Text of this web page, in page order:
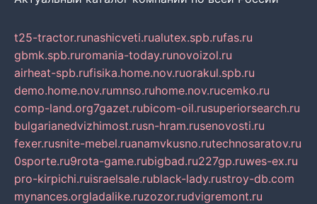
t25-tractor.runashicveti.rualutex.spb.rufas.ru
gbmk.spb.ruromania-today.runovoizol.ru
airheat-spb.rufisika.home.nov.ruorakul.spb.ru
demo.home.nov.rumnso.ruhome.nov.rucemko.ru
comp-land.org7gazet.rubicom-oil.rusuperiorsearch.ru
bulgarianedvizhimost.rusn-hram.rusenovosti.ru
fexer.rusnite-mebel.ruanamvkusno.rutechnosaratov.ru
0sporte.ru9rota-game.rubigbad.ru227gp.ruwes-ex.ru
pro-kirpichi.ruisraelsale.rublack-lady.rustroy-db.com
mynances.orgladalike.ruzozor.rudvigremont.ru